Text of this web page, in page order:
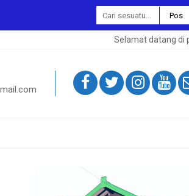
Selamat datang di